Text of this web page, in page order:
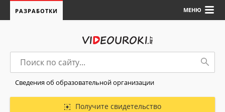
МЕНЮ
РАЗРАБОТКИ
Сведения об образовательной организации
Получите свидетельство